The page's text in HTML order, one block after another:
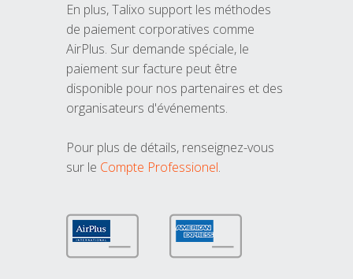
En plus, Talixo support les méthodes
de paiement corporatives comme
AirPlus. Sur demande spéciale, le
paiement sur facture peut être
disponible pour nos partenaires et des
organisateurs d'événements.
Pour plus de détails, renseignez-vous
sur le Compte Professionel.